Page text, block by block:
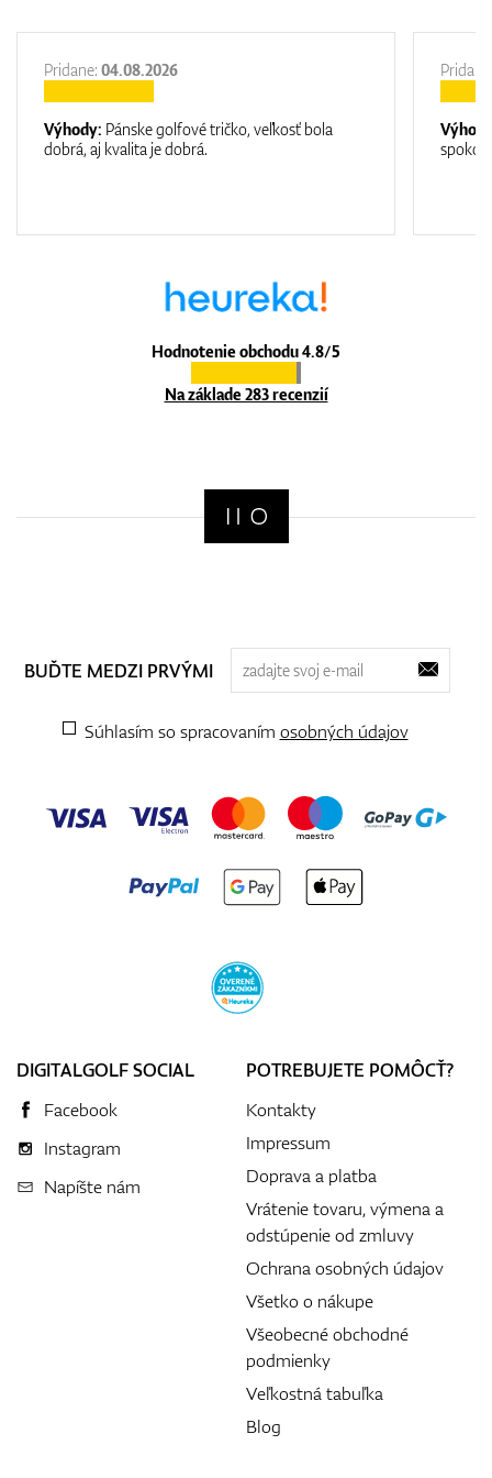
Hodnotenie obchodu 4.8/5
Na základe 283 recenzií
Pridane: 04.08.2026
Výhody: Pánske golfové tričko, veľkosť bola
dobrá, aj kvalita je dobrá.
BUĎTE MEDZI PRVÝMI
Súhlasím so spracovaním osobných údajov
DIGITALGOLF SOCIAL
Facebook
Instagram
Napíšte nám
POTREBUJETE POMÔCŤ?
Kontakty
Impressum
Doprava a platba
Vrátenie tovaru, výmena a
odstúpenie od zmluvy
Ochrana osobných údajov
Všetko o nákupe
Všeobecné obchodné
podmienky
Veľkostná tabuľka
Blog